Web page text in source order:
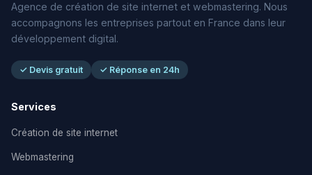
Agence de création de site internet et webmastering. Nous
accompagnons les entreprises partout en France dans leur
développement digital.
✓ Devis gratuit ✓ Réponse en 24h
Services
Création de site internet
Webmastering